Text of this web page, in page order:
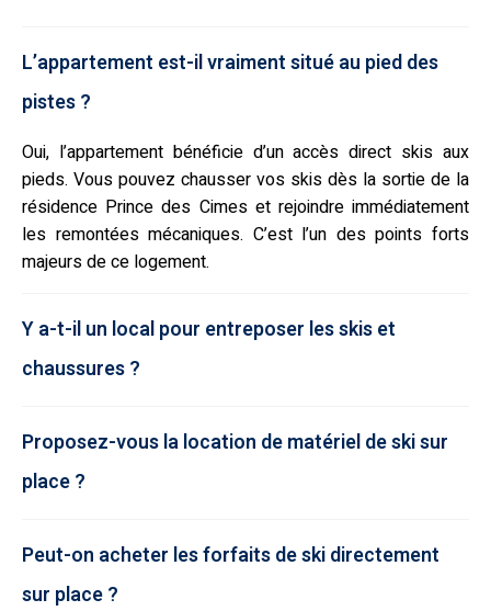
L’appartement est-il vraiment situé au pied des
pistes ?
Oui, l’appartement bénéficie d’un accès direct skis aux
pieds. Vous pouvez chausser vos skis dès la sortie de la
résidence Prince des Cimes et rejoindre immédiatement
les remontées mécaniques. C’est l’un des points forts
majeurs de ce logement.
Y a-t-il un local pour entreposer les skis et
chaussures ?
Proposez-vous la location de matériel de ski sur
place ?
Peut-on acheter les forfaits de ski directement
sur place ?